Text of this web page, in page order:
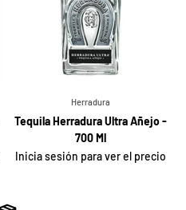
Herradura
Tequila Herradura Ultra Añejo -
700 Ml
Inicia sesión para ver el precio